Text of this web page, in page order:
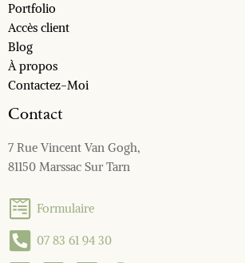
Portfolio
Accès client
Blog
À propos
Contactez-Moi
Contact
7 Rue Vincent Van Gogh,
81150 Marssac Sur Tarn
Formulaire
07 83 61 94 30